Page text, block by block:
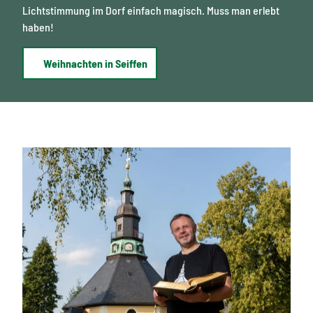
Lichtstimmung im Dorf einfach magisch. Muss man erlebt
haben!
Weihnachten in Seiffen